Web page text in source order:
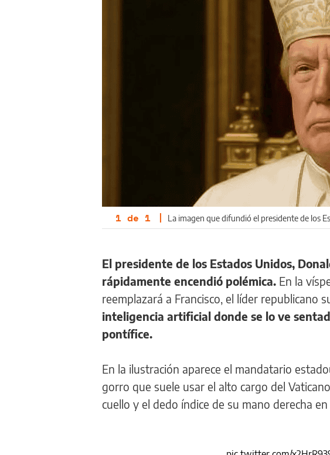
1 de 1 | La imagen que difundió el presidente de los
El presidente de los Estados Unidos,
rápidamente encendió polémica. En la
reemplazará a Francisco, el líder republicano
inteligencia artificial donde se lo ve
pontífice.
En la ilustración aparece el mandatario
gorro que suele usar el alto cargo del
cuello y el dedo índice de su mano derecha